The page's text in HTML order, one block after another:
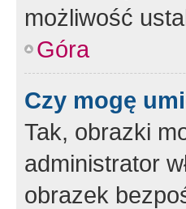
możliwość
Góra
Czy mogę
Tak, obrazki
administrator
obrazek